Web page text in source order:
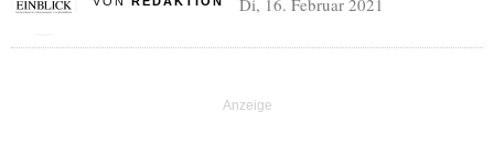
Di, 16. Februar 2021